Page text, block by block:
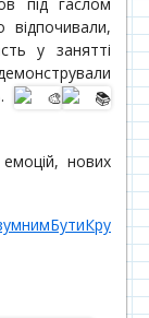
у занятті
нових